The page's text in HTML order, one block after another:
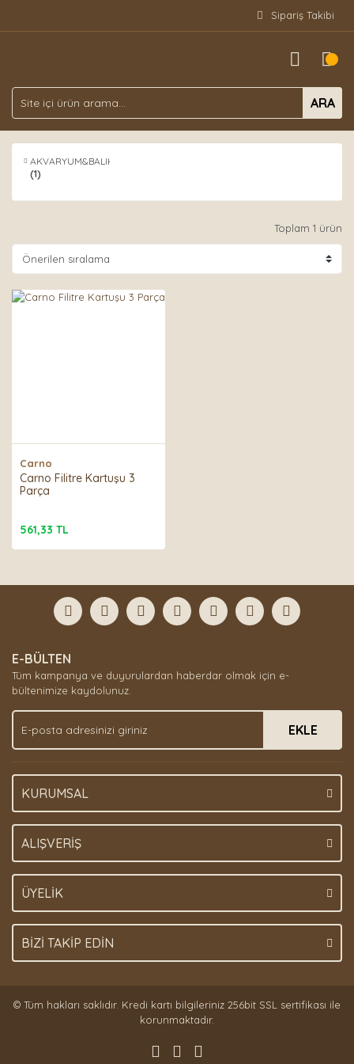
Sipariş Takibi
ARA
AKVARYUM&BALIK
(1)
Toplam 1 ürün
Carno
Carno Filitre Kartuşu 3
Parça
561,33 TL
E-BÜLTEN
Tüm kampanya ve duyurulardan haberdar olmak için e-
bültenimize kaydolunuz.
EKLE
KURUMSAL
ALIŞVERİŞ
ÜYELİK
BİZİ TAKİP EDİN
© Tüm hakları saklıdır. Kredi kartı bilgileriniz 256bit SSL sertifikası ile
korunmaktadır.